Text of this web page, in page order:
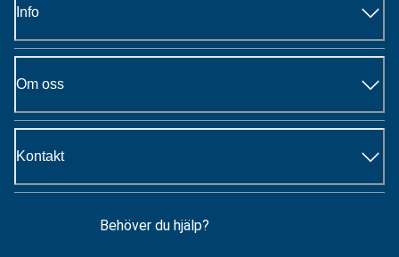
Info
Om oss
Kontakt
Behöver du hjälp?